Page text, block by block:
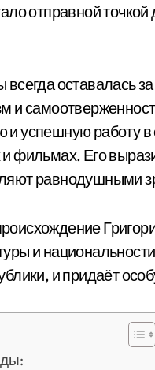
отправной
оставалась
и
успешную работу в
фильмах. Его
равнодушными
и
и придаёт